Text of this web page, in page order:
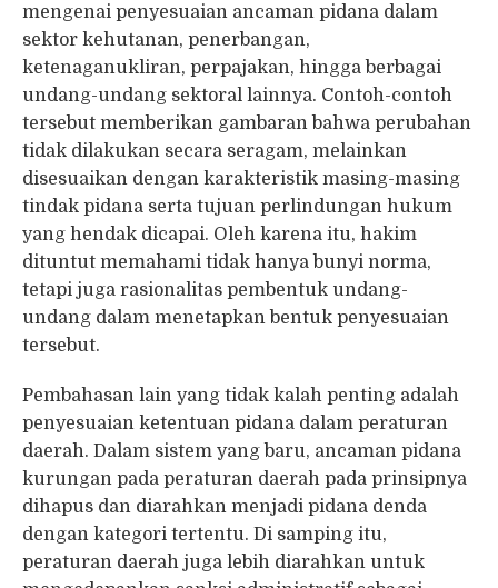
mengenai penyesuaian ancaman pidana dalam
sektor kehutanan, penerbangan,
ketenaganukliran, perpajakan, hingga berbagai
undang-undang sektoral lainnya. Contoh-contoh
tersebut memberikan gambaran bahwa perubahan
tidak dilakukan secara seragam, melainkan
disesuaikan dengan karakteristik masing-masing
tindak pidana serta tujuan perlindungan hukum
yang hendak dicapai. Oleh karena itu, hakim
dituntut memahami tidak hanya bunyi norma,
tetapi juga rasionalitas pembentuk undang-
undang dalam menetapkan bentuk penyesuaian
tersebut.
Pembahasan lain yang tidak kalah penting adalah
penyesuaian ketentuan pidana dalam peraturan
daerah. Dalam sistem yang baru, ancaman pidana
kurungan pada peraturan daerah pada prinsipnya
dihapus dan diarahkan menjadi pidana denda
dengan kategori tertentu. Di samping itu,
peraturan daerah juga lebih diarahkan untuk